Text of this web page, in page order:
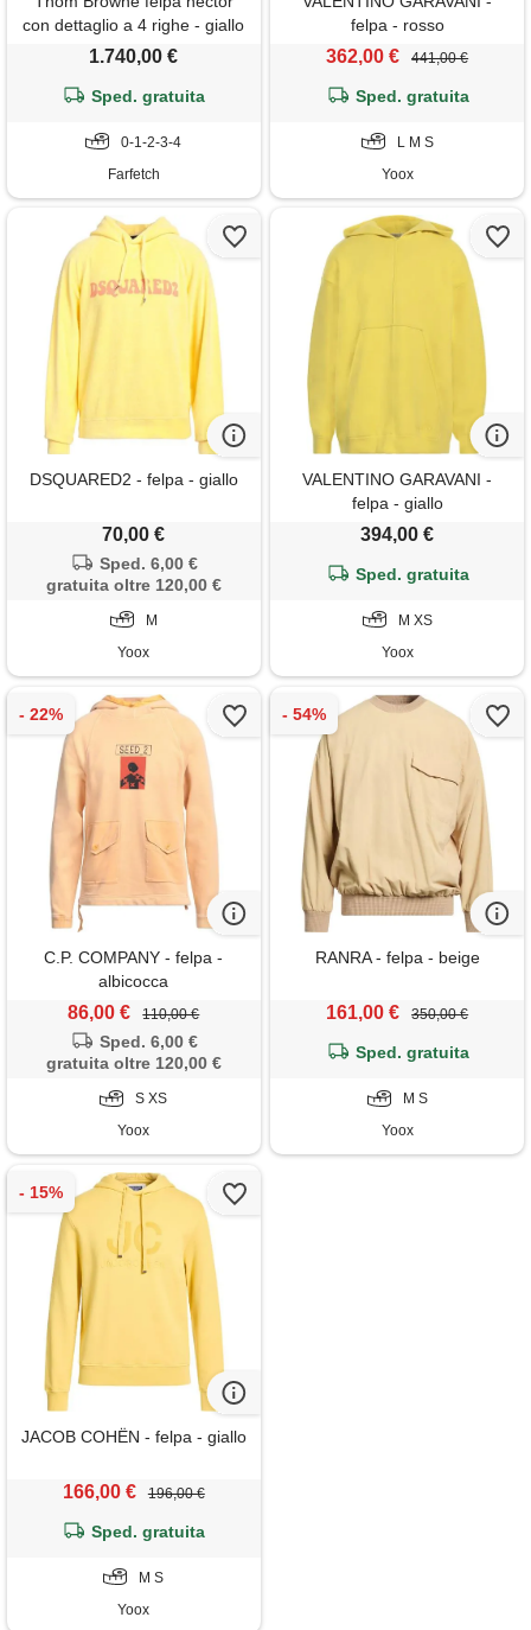
con dettaglio a 4 righe - giallo
1.740,00 €
Sped. gratuita
0-1-2-3-4
Farfetch
felpa - rosso
362,00 € 441,00 €
Sped. gratuita
L M S
Yoox
DSQUARED2 - felpa - giallo
70,00 €
Sped. 6,00 €
gratuita oltre 120,00 €
M
Yoox
VALENTINO GARAVANI -
felpa - giallo
394,00 €
Sped. gratuita
M XS
Yoox
C.P. COMPANY - felpa -
albicocca
86,00 € 110,00 €
Sped. 6,00 €
gratuita oltre 120,00 €
S XS
Yoox
RANRA - felpa - beige
161,00 € 350,00 €
Sped. gratuita
M S
Yoox
JACOB COHЁN - felpa - giallo
166,00 € 196,00 €
Sped. gratuita
M S
Yoox